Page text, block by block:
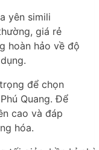
yên simili
giá rẻ
hoàn hảo về độ
để chọn
Quang. Để
cao và đáp
hóa.